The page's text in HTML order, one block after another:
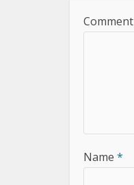
Comment
Name *